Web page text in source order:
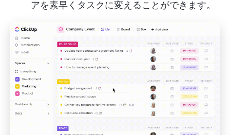
アを素早くタスクに変えることができます。